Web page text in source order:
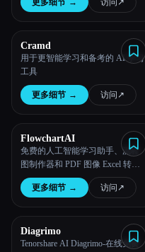
更多细节 → 访问 ↗︎
Cramd
用于更智能学习和备考的 AI 学习
工具
更多细节 → 访问 ↗︎
FlowchartAI
免费的人工智能学习助手、流程
图制作器和 PDF 图像 Excel 转换
器 | FlowChartAI
更多细节 → 访问 ↗︎
Diagrimo
Tenorshare AI Diagrimo-在线免费